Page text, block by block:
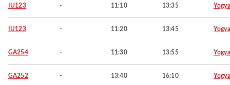
IU123 - 11:10 13:35
IU123 - 11:20 13:45
GA254 - 11:30 13:55
GA252 - 13:40 16:10